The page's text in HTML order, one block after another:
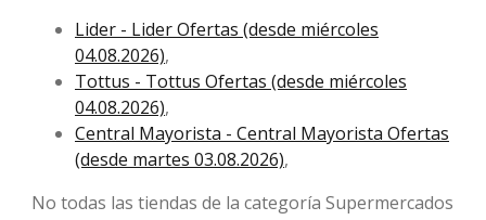
Lider - Lider Ofertas (desde miércoles
04.08.2026),
Tottus - Tottus Ofertas (desde miércoles
04.08.2026),
Central Mayorista - Central Mayorista Ofertas
(desde martes 03.08.2026),
No todas las tiendas de la categoría Supermercados